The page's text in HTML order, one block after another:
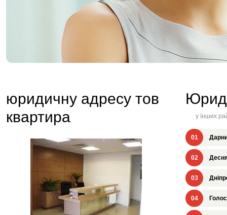
юридичну адресу тов
квартира
у їнших
01
02
03
04